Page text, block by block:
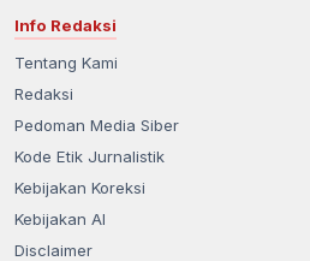
Info Redaksi
Tentang Kami
Redaksi
Pedoman Media Siber
Kode Etik Jurnalistik
Kebijakan Koreksi
Kebijakan AI
Disclaimer